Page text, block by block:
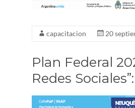
capacitacion 20
Plan Federal
Redes